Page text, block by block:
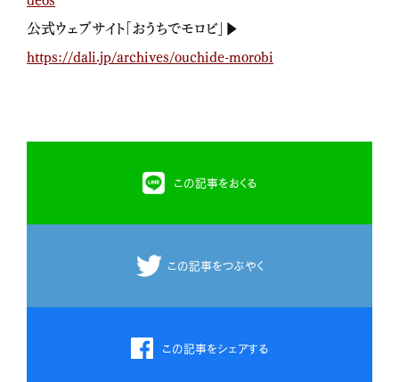
公式ウェブサイト「おうちでモロビ」▶
https://dali.jp/archives/ouchide-morobi
この記事をおくる
この記事をつぶやく
この記事をシェアする